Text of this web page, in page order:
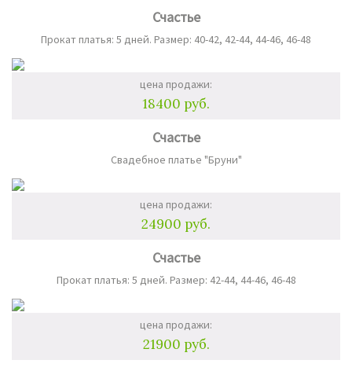
Счастье
Прокат платья: 5 дней. Размер: 40-42, 42-44, 44-46, 46-48
цена продажи:
18400 руб.
Счастье
Свадебное платье "Бруни"
цена продажи:
24900 руб.
Счастье
Прокат платья: 5 дней. Размер: 42-44, 44-46, 46-48
цена продажи:
21900 руб.